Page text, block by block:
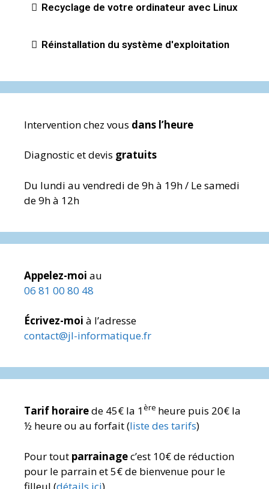
Recyclage de votre ordinateur avec Linux
Réinstallation du système d'exploitation
Intervention chez vous dans l’heure
Diagnostic et devis gratuits
Du lundi au vendredi de 9h à 19h / Le samedi
de 9h à 12h
Appelez-moi au
06 81 00 80 48
Écrivez-moi à l’adresse
contact@jl-informatique.fr
Tarif horairede 45€ la 1ère heure puis 20€ la
½ heure ou au forfait (liste des tarifs)
Pour tout parrainagec’est 10€ de réduction
pour le parrain et 5€ de bienvenue pour le
filleul (détails ici)